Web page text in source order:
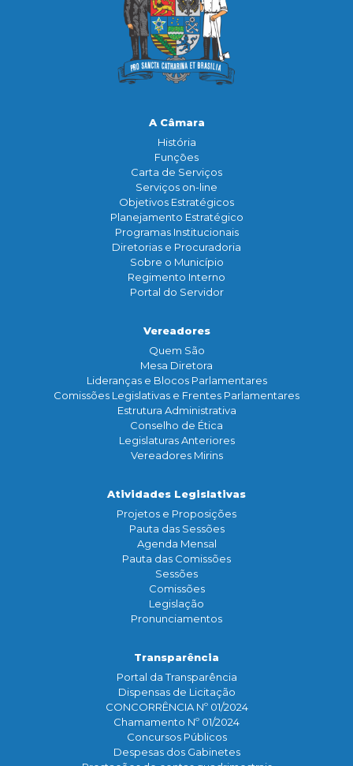
A Câmara
História
Funçōes
Carta de Serviços
Serviços on-line
Objetivos Estratégicos
Planejamento Estratégico
Programas Institucionais
Diretorias e Procuradoria
Sobre o Município
Regimento Interno
Portal do Servidor
Vereadores
Quem São
Mesa Diretora
Lideranças e Blocos Parlamentares
Comissões Legislativas e Frentes Parlamentares
Estrutura Administrativa
Conselho de Ética
Legislaturas Anteriores
Vereadores Mirins
Atividades Legislativas
Projetos e Proposições
Pauta das Sessões
Agenda Mensal
Pauta das Comissões
Sessões
Comissões
Legislação
Pronunciamentos
Transparência
Portal da Transparência
Dispensas de Licitação
CONCORRÊNCIA Nº 01/2024
Chamamento Nº 01/2024
Concursos Públicos
Despesas dos Gabinetes